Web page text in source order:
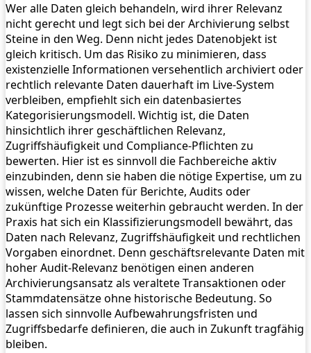
Wer alle Daten gleich behandeln, wird ihrer Relevanz
nicht gerecht und legt sich bei der Archivierung selbst
Steine in den Weg. Denn nicht jedes Datenobjekt ist
gleich kritisch. Um das Risiko zu minimieren, dass
existenzielle Informationen versehentlich archiviert oder
rechtlich relevante Daten dauerhaft im Live-System
verbleiben, empfiehlt sich ein datenbasiertes
Kategorisierungsmodell. Wichtig ist, die Daten
hinsichtlich ihrer geschäftlichen Relevanz,
Zugriffshäufigkeit und Compliance-Pflichten zu
bewerten. Hier ist es sinnvoll die Fachbereiche aktiv
einzubinden, denn sie haben die nötige Expertise, um zu
wissen, welche Daten für Berichte, Audits oder
zukünftige Prozesse weiterhin gebraucht werden. In der
Praxis hat sich ein Klassifizierungsmodell bewährt, das
Daten nach Relevanz, Zugriffshäufigkeit und rechtlichen
Vorgaben einordnet. Denn geschäftsrelevante Daten mit
hoher Audit-Relevanz benötigen einen anderen
Archivierungsansatz als veraltete Transaktionen oder
Stammdatensätze ohne historische Bedeutung. So
lassen sich sinnvolle Aufbewahrungsfristen und
Zugriffsbedarfe definieren, die auch in Zukunft tragfähig
bleiben.